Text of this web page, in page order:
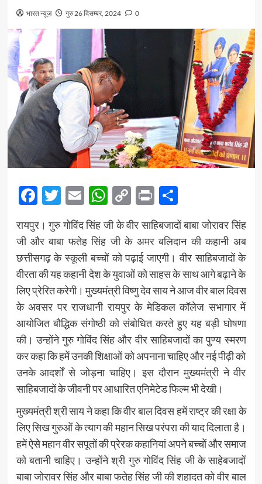
भारत न्यूज़ गुरु 26 दिसम्बर, 2024 0
Facebook
Twitter
EmailWhatsApp
Copy
Link
PrintShare
रायपुर। गुरु गोविंद सिंह जी के वीर साहिबजादों बाबा जोरावर सिंह
जी और बाबा फतेह सिंह जी के अमर बलिदान की कहानी अब
छत्तीसगढ़ के स्कूली बच्चों को पढ़ाई जाएगी। वीर साहिबजादों के
वीरता की यह कहानी देश के युवाओं को साहस के साथ आगे बढ़ाने के
लिए प्रेरित करेगी। मुख्यमंत्री विष्णु देव साय ने आज वीर बाल दिवस
के अवसर पर राजधानी रायपुर के मेडिकल कॉलेज सभागार में
आयोजित बौद्धिक संगोष्ठी को संबोधित करते हुए यह बड़ी घोषणा
की। उन्होंने गुरु गोविंद सिंह और वीर साहिबजादों का पुण्य स्मरण
कर कहा कि हमें उनकी शिक्षाओं को अपनाना चाहिए और नई पीढ़ी को
उनके आदर्शों से जोड़ना चाहिए। इस दौरान मुख्यमंत्री ने वीर
साहिबजादों के जीवनी पर आधारित एनिमेटेड फिल्म भी देखी।
मुख्यमंत्री श्री साय ने कहा कि वीर बाल दिवस हमें राष्ट्र की रक्षा के
लिए सिख गुरुओं के त्याग की महान सिख परंपरा की याद दिलाता है।
हमें ऐसे महान वीर सपूतों की प्रेरक कहानियां अपने बच्चों और समाज
को बतानी चाहिए। उन्होंने श्री गुरु गोविंद सिंह जी के साहेबजादों
बाबा जोरावर सिंह और बाबा फतेह सिंह जी की शहादत को वीर बाल